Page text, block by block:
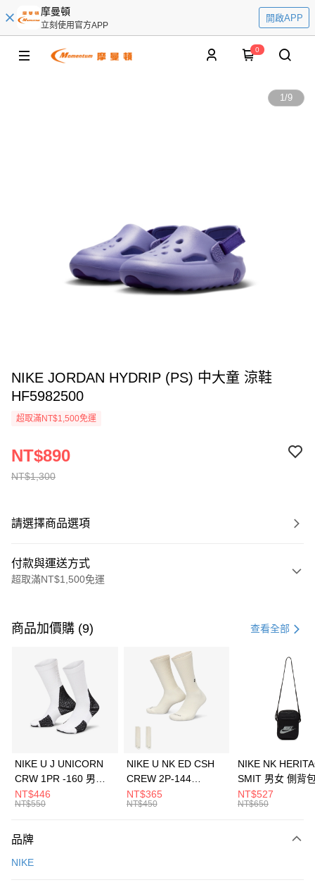
摩曼頓
立刻使用官方APP
開啟APP
0
1/9
NIKE JORDAN HYDRIP (PS) 中大童 涼鞋
HF5982500
超取滿NT$1,500免運
NT$1,300
NT$890
請選擇商品選項
付款與運送方式
超取滿NT$1,500免運
信用卡一次付款
3 期 0 利率 每期 21家銀行
合作金庫商業銀行
第一商業銀行
華南商業銀行
彰化商業銀行
上海商業儲蓄銀行
元大商業銀行
台灣樂天信用卡公司
Apple Pay
全盈+PAY
AFTEE先享後付
【關於「AFTEE先享後付」】
便利好安心！
運送方式
商品加價購 (9) 查看全部
NIKE U J UNICORN
CRW 1PR -160 男女
中統襪 FZ3393100
NT$446
NT$550
NIKE U NK ED CSH
CREW 2P-144
EMBRDY 男女 短統襪
FZ3073133
NT$365
NT$450
NIKE NK
SMIT 男女 側背
BA5871010
NT$527
NT$650
品牌
NIKE